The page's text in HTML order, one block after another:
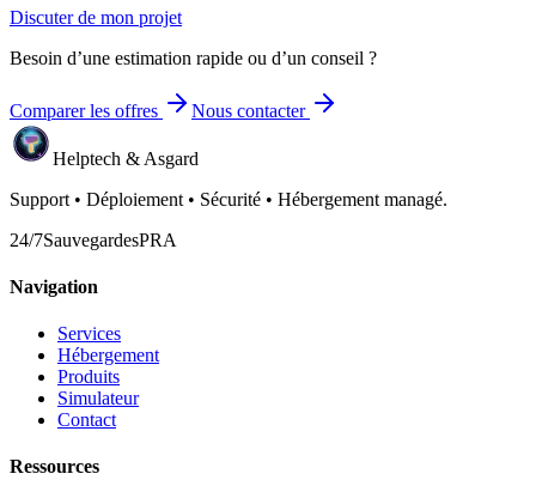
Discuter de mon projet
Besoin d’une estimation rapide ou d’un conseil ?
Comparer les offres Nous contacter
Helptech & Asgard
Support • Déploiement • Sécurité • Hébergement managé.
24/7SauvegardesPRA
Navigation
Services
Hébergement
Produits
Simulateur
Contact
Ressources